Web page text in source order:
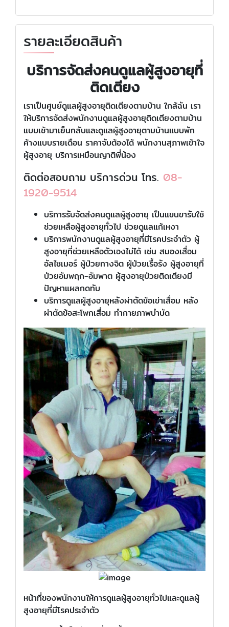
รายละเอียดสินค้า
บริการจัดส่งคนดูแลผู้สูงอายุที่
ติดเตียง
เราเป็นศูนย์ดูแลผู้สูงอายุติดเตียงตามบ้าน ใกล้ฉัน เรา
ให้บริการจัดส่งพนักงานดูแลผู้สูงอายุติดเตียงตามบ้าน
แบบเช้ามาเย็นกลับและดูแลผู้สูงอายุตามบ้านแบบพัก
ค้างแบบรายเดือน ราคาจับต้องได้ พนักงานสุภาพเข้าใจ
ผู้สูงอายุ บริการเหมือนญาติพี่น้อง
ติดต่อสอบถาม บริการด่วน โทร. 08-
1920-9514
บริการรับจัดส่งคนดูแลผู้สูงอายุ เป็นแขนขารับใช้
ช่วยเหลือผู้สูงอายุทั่วไป ช่วยดูแลแก้เหงา
บริการพนักงานดูแลผู้สูงอายุที่มีโรคประจำตัว ผู้
สูงอายุที่ช่วยเหลือตัวเองไม่ได้ เช่น สมองเสื่อม
อัลไซเมอร์ ผู้ป่วยทางจิต ผู้ป่วยเรื้อรัง ผู้สูงอายุที่
ป่วยอัมพฤก-อัมพาต ผู้สูงอายุป่วยติดเตียงมี
ปัญหาแผลกดทับ
บริการดูแลผู้สูงอายุหลังผ่าตัดข้อเข่าเสื่อม หลัง
ผ่าตัดข้อสะโพกเสื่อม ทำกายภาพบำบัด
หน้าที่ของพนักงานให้การดูแลผู้สูงอายุทั่วไปและดูแลผู้
สูงอายุที่มีโรคประจำตัว